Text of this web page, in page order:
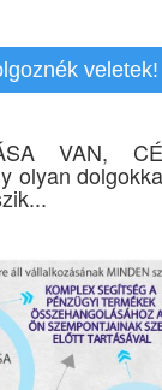
veletek!
VAN,
olyan